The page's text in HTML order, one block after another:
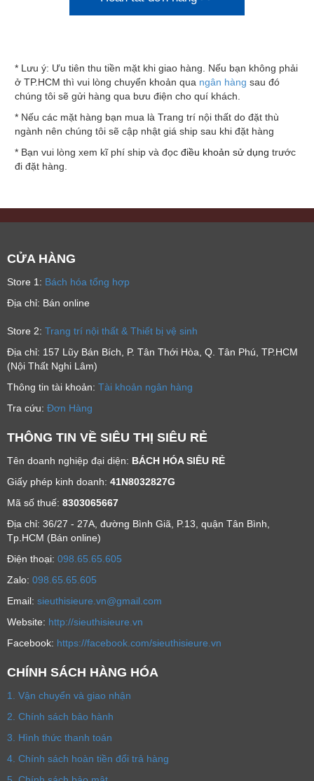
* Lưu ý: Ưu tiên thu tiền mặt khi giao hàng. Nếu bạn không phải
ở TP.HCM thì vui lòng chuyển khoản qua ngân hàng sau đó
chúng tôi sẽ gửi hàng qua bưu điện cho quí khách.
* Nếu các mặt hàng bạn mua là Trang trí nội thất do đặt thù
ngành nên chúng tôi sẽ cập nhật giá ship sau khi đặt hàng
* Bạn vui lòng xem kĩ phí ship và đọc điều khoản sử dụng trước
đi đặt hàng.
CỬA HÀNG
Store 1: Bách hóa tổng hợp
Địa chỉ: Bán online
Store 2: Trang trí nội thất & Thiết bị vệ sinh
Địa chỉ: 157 Lũy Bán Bích, P. Tân Thới Hòa, Q. Tân Phú, TP.HCM
(Nội Thất Nghi Lâm)
Thông tin tài khoản: Tài khoản ngân hàng
Tra cứu: Đơn Hàng
THÔNG TIN VỀ SIÊU THỊ SIÊU RẺ
Tên doanh nghiệp đại diện: BÁCH HÓA SIÊU RẺ
Giấy phép kinh doanh: 41N8032827G
Mã số thuế: 8303065667
Địa chỉ: 36/27 - 27A, đường Bình Giã, P.13, quận Tân Bình,
Tp.HCM (Bán online)
Ðiện thoại: 098.65.65.605
Zalo: 098.65.65.605
Email: sieuthisieure.vn@gmail.com
Website: http://sieuthisieure.vn
Facebook: https://facebook.com/sieuthisieure.vn
CHÍNH SÁCH HÀNG HÓA
1. Vận chuyển và giao nhận
2. Chính sách bảo hành
3. Hình thức thanh toán
4. Chính sách hoàn tiền đổi trả hàng